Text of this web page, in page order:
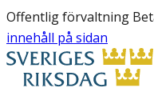
Offentlig förvaltning
innehåll på sidan